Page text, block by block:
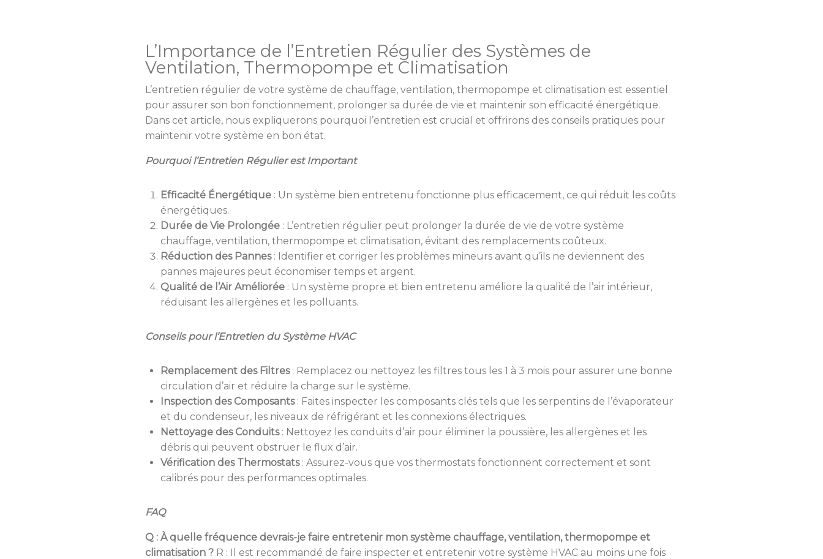
L’Importance de l’Entretien Régulier des Systèmes de
Ventilation, Thermopompe et Climatisation
L’entretien régulier de votre système de chauffage, ventilation, thermopompe et climatisation est essentiel
pour assurer son bon fonctionnement, prolonger sa durée de vie et maintenir son efficacité énergétique.
Dans cet article, nous expliquerons pourquoi l’entretien est crucial et offrirons des conseils pratiques pour
maintenir votre système en bon état.
Pourquoi l’Entretien Régulier est Important
Efficacité Énergétique : Un système bien entretenu fonctionne plus efficacement, ce qui réduit les coûts
énergétiques.
Durée de Vie Prolongée : L’entretien régulier peut prolonger la durée de vie de votre système
chauffage, ventilation, thermopompe et climatisation, évitant des remplacements coûteux.
Réduction des Pannes: Identifier et corriger les problèmes mineurs avant qu’ils ne deviennent des
pannes majeures peut économiser temps et argent.
Qualité de l’Air Améliorée : Un système propre et bien entretenu améliore la qualité de l’air intérieur,
réduisant les allergènes et les polluants.
Conseils pour l’Entretien du Système HVAC
Remplacement des Filtres: Remplacez ou nettoyez les filtres tous les 1 à 3 mois pour assurer une bonne
circulation d’air et réduire la charge sur le système.
Inspection des Composants: Faites inspecter les composants clés tels que les serpentins de l’évaporateur
et du condenseur, les niveaux de réfrigérant et les connexions électriques.
Nettoyage des Conduits: Nettoyez les conduits d’air pour éliminer la poussière, les allergènes et les
débris qui peuvent obstruer le flux d’air.
Vérification des Thermostats: Assurez-vous que vos thermostats fonctionnent correctement et sont
calibrés pour des performances optimales.
FAQ
Q : À quelle fréquence devrais-je faire entretenir mon système chauffage, ventilation, thermopompe et
climatisation ? R : Il est recommandé de faire inspecter et entretenir votre système HVAC au moins une fois